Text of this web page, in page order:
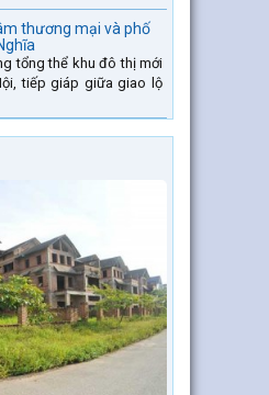
tích của khuôn viên 1959
là...
thương mại và phố
tổng thể khu đô thị mới
tiếp giáp giữa giao lộ
kéo dài. Trung tâm
Phố chợ Đô...